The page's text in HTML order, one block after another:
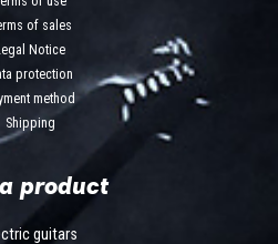
of sales
Notice
protection
method
Shipping
product
guitars